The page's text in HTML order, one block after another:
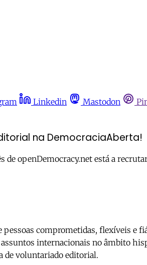
Linkedin Mastodon
na DemocraciaAberta!
de openDemocracy.net está a
pessoas comprometidas, flexíveis e
internacionais no âmbito
de voluntariado editorial.